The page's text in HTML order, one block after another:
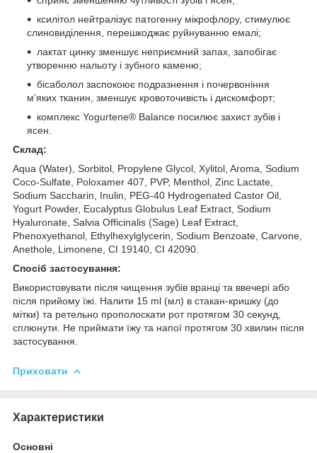
ксилітол нейтралізує патогенну мікрофлору, стимулює
слиновиділення, перешкоджає руйнуванню емалі;
лактат цинку зменшує неприємний запах, запобігає
утворенню нальоту і зубного каменю;
бісаболол заспокоює подразнення і почервоніння
м’яких тканин, зменшує кровоточивість і дискомфорт;
комплекс Yogurtene® Balance посилює захист зубів і
ясен.
Склад:
Aqua (Water), Sorbitol, Propylene Glycol, Xylitol, Aroma, Sodium
Coco-Sulfate, Poloxamer 407, PVP, Menthol, Zinc Lactate,
Sodium Saccharin, Inulin, PEG-40 Hydrogenated Castor Oil,
Yogurt Powder, Eucalyptus Globulus Leaf Extract, Sodium
Hyaluronate, Salvia Officinalis (Sage) Leaf Extract,
Phenoxyethanol, Ethylhexylglycerin, Sodium Benzoate, Carvone,
Anethole, Limonene, CI 19140, CI 42090.
Спосіб застосування:
Використовувати після чищення зубів вранці та ввечері або
після прийому їжі. Налити 15 ml (мл) в стакан-кришку (до
мітки) та ретельно прополоскати рот протягом 30 секунд,
сплюнути. Не приймати їжу та напої протягом 30 хвилин після
застосування.
Приховати
Характеристики
Основні